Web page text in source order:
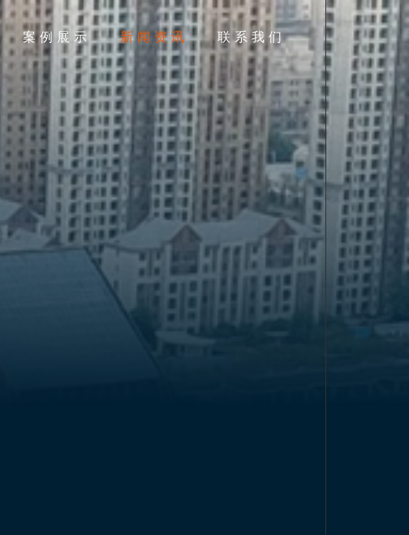
案例展示 新闻资讯 联系我们